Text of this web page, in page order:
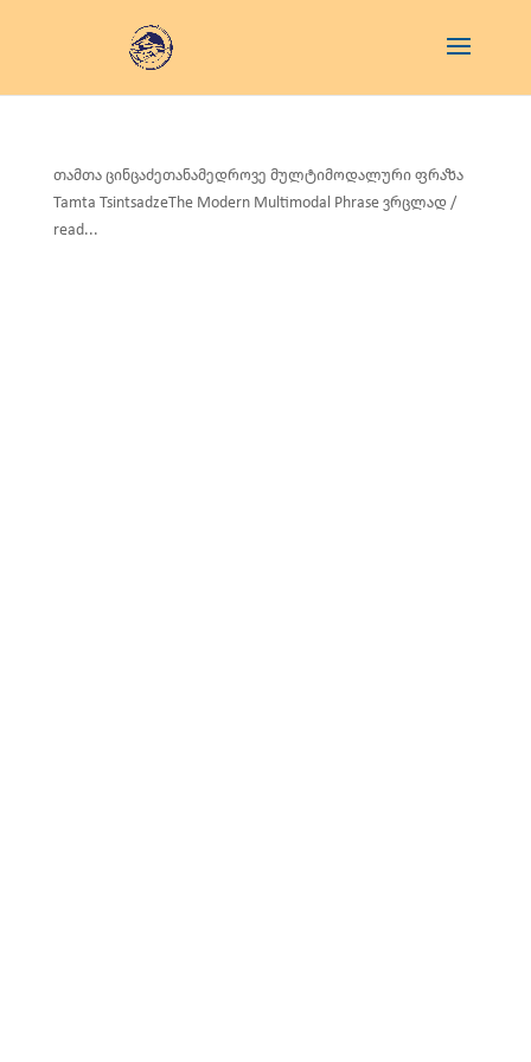
თამთა ცინცაძეთანამედროვე მულტიმოდალური ფრაზა
Tamta TsintsadzeThe Modern Multimodal Phrase ვრცლად /
read...